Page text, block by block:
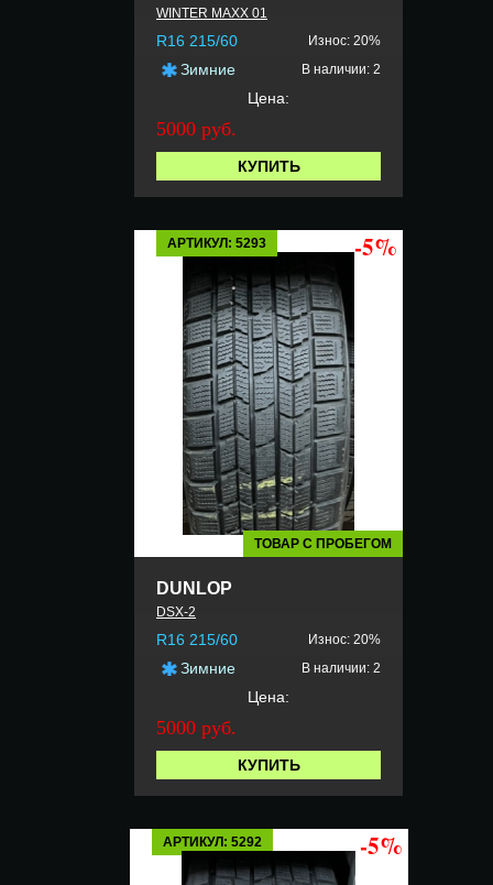
WINTER MAXX 01
R16 215/60 Износ: 20%
Зимние В наличии: 2
Цена:
5000 руб.
КУПИТЬ
АРТИКУЛ: 5293 -5%
ТОВАР С ПРОБЕГОМ
DUNLOP
DSX-2
R16 215/60 Износ: 20%
Зимние В наличии: 2
Цена:
5000 руб.
КУПИТЬ
АРТИКУЛ: 5292 -5%